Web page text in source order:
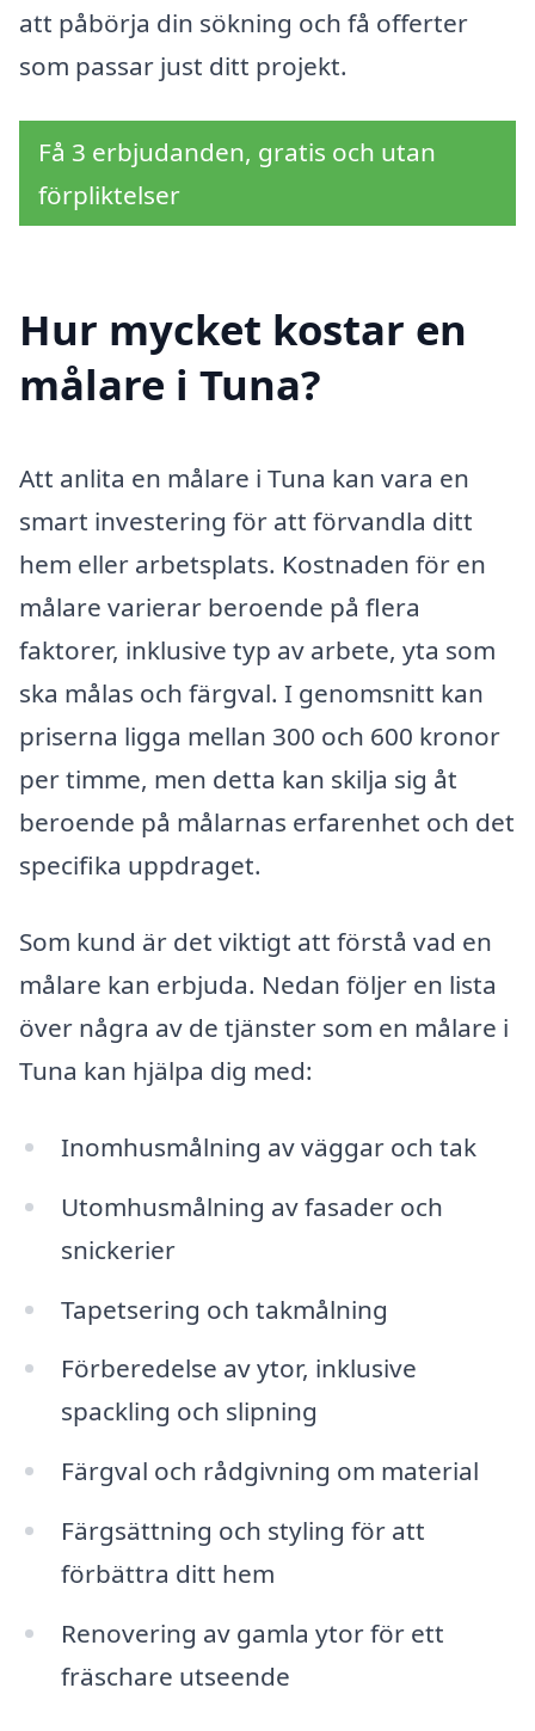
att påbörja din sökning och få offerter
som passar just ditt projekt.
Få 3 erbjudanden, gratis och utan
förpliktelser
Hur mycket kostar en
målare i Tuna?
Att anlita en målare i Tuna kan vara en
smart investering för att förvandla ditt
hem eller arbetsplats. Kostnaden för en
målare varierar beroende på flera
faktorer, inklusive typ av arbete, yta som
ska målas och färgval. I genomsnitt kan
priserna ligga mellan 300 och 600 kronor
per timme, men detta kan skilja sig åt
beroende på målarnas erfarenhet och det
specifika uppdraget.
Som kund är det viktigt att förstå vad en
målare kan erbjuda. Nedan följer en lista
över några av de tjänster som en målare i
Tuna kan hjälpa dig med:
Inomhusmålning av väggar och tak
Utomhusmålning av fasader och
snickerier
Tapetsering och takmålning
Förberedelse av ytor, inklusive
spackling och slipning
Färgval och rådgivning om material
Färgsättning och styling för att
förbättra ditt hem
Renovering av gamla ytor för ett
fräschare utseende